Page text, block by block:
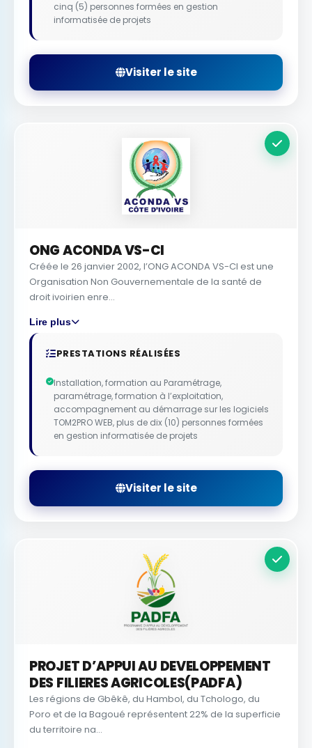
cinq (5) personnes formées en gestion
informatisée de projets
Visiter le site
ONG ACONDA VS-CI
Créée le 26 janvier 2002, l’ONG ACONDA VS-CI est une
Organisation Non Gouvernementale de la santé de
droit ivoirien enre...
Lire plus
PRESTATIONS RÉALISÉES
Installation, formation au Paramétrage,
paramétrage, formation à l’exploitation,
accompagnement au démarrage sur les logiciels
TOM2PRO WEB, plus de dix (10) personnes formées
en gestion informatisée de projets
Visiter le site
PROJET D’APPUI AU DEVELOPPEMENT
DES FILIERES AGRICOLES(PADFA)
Les régions de Gbêkê, du Hambol, du Tchologo, du
Poro et de la Bagoué représentent 22% de la superficie
du territoire na...